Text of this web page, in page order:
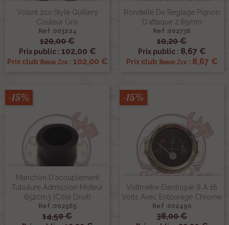
Volant 2cv Style Quillery
Couleur Gris
Ref :003224
120,00 €
Prix public : 102,00 €
Prix club Renov 2cv: 102,00 €
Rondelle De Reglage Pignon
D'attaque 2.85mm
Ref :002736
10,20 €
Prix public : 8,67 €
Prix club Renov 2cv: 8,67 €
Manchon D'acouplement
Tubulure Admission Moteur
652cm3 (côté Droit)
Ref :002565
14,50 €
-15%
Voltmètre Électrique 8 À 16
Volts Avec Entourage Chrome
Ref :002490
38,00 €
-15%